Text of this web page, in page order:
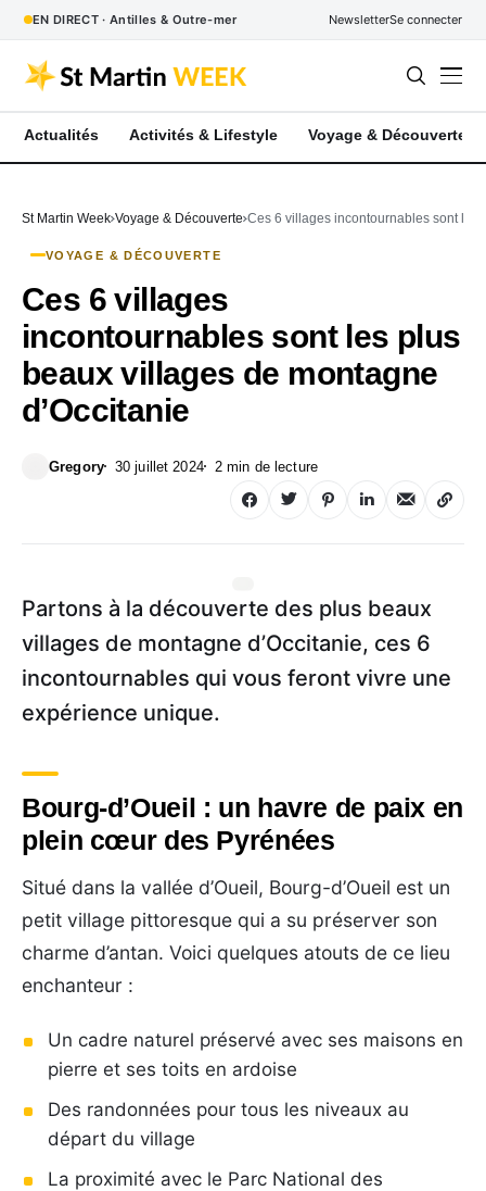
EN DIRECT · Antilles & Outre-mer NewsletterSe connecter
Actualités Activités & Lifestyle Voyage & Découverte
St Martin Week Voyage & Découverte Ces 6 villages incontournables sont les
VOYAGE & DÉCOUVERTE
Ces 6 villages
incontournables sont les plus
beaux villages de montagne
d’Occitanie
Gregory 30 juillet 2024 2 min de lecture
Partons à la découverte des plus beaux
villages de montagne d’Occitanie, ces 6
incontournables qui vous feront vivre une
expérience unique.
Bourg-d’Oueil : un havre de paix en
plein cœur des Pyrénées
Situé dans la vallée d’Oueil, Bourg-d’Oueil est un
petit village pittoresque qui a su préserver son
charme d’antan. Voici quelques atouts de ce lieu
enchanteur :
Un cadre naturel préservé avec ses maisons en
pierre et ses toits en ardoise
Des randonnées pour tous les niveaux au
départ du village
La proximité avec le Parc National des